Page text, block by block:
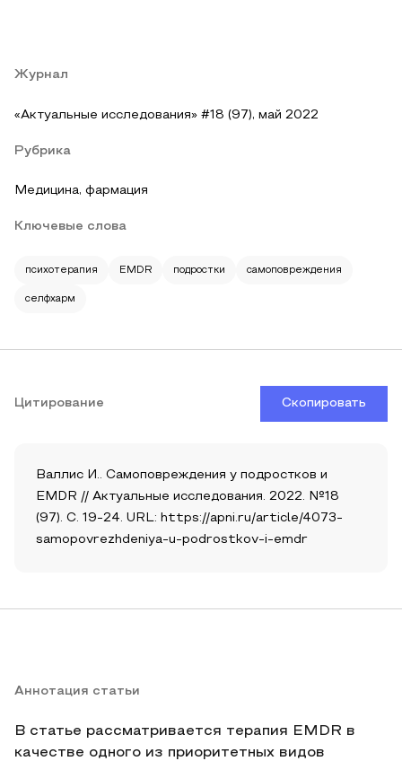
Журнал
«Актуальные исследования» #18 (97), май 2022
Рубрика
Медицина, фармация
Ключевые слова
психотерапия EMDR подростки самоповреждения
селфхарм
Цитирование Скопировать
Валлис И.. Самоповреждения у подростков и
EMDR // Актуальные исследования. 2022. №18
(97). С. 19-24. URL: https://apni.ru/article/4073-
samopovrezhdeniya-u-podrostkov-i-emdr
Аннотация статьи
В статье рассматривается терапия EMDR в
качестве одного из приоритетных видов